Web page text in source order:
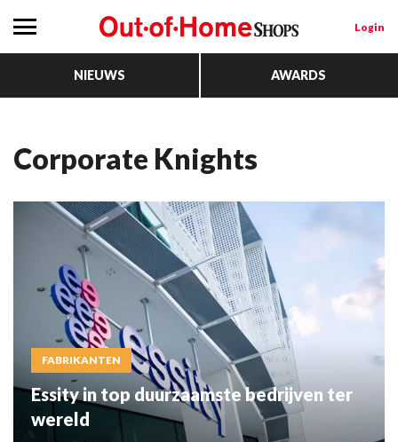
Login
NIEUWS AWARDS
Corporate Knights
FABRIKANTEN
Essity in top duurzaamste bedrijven ter
wereld